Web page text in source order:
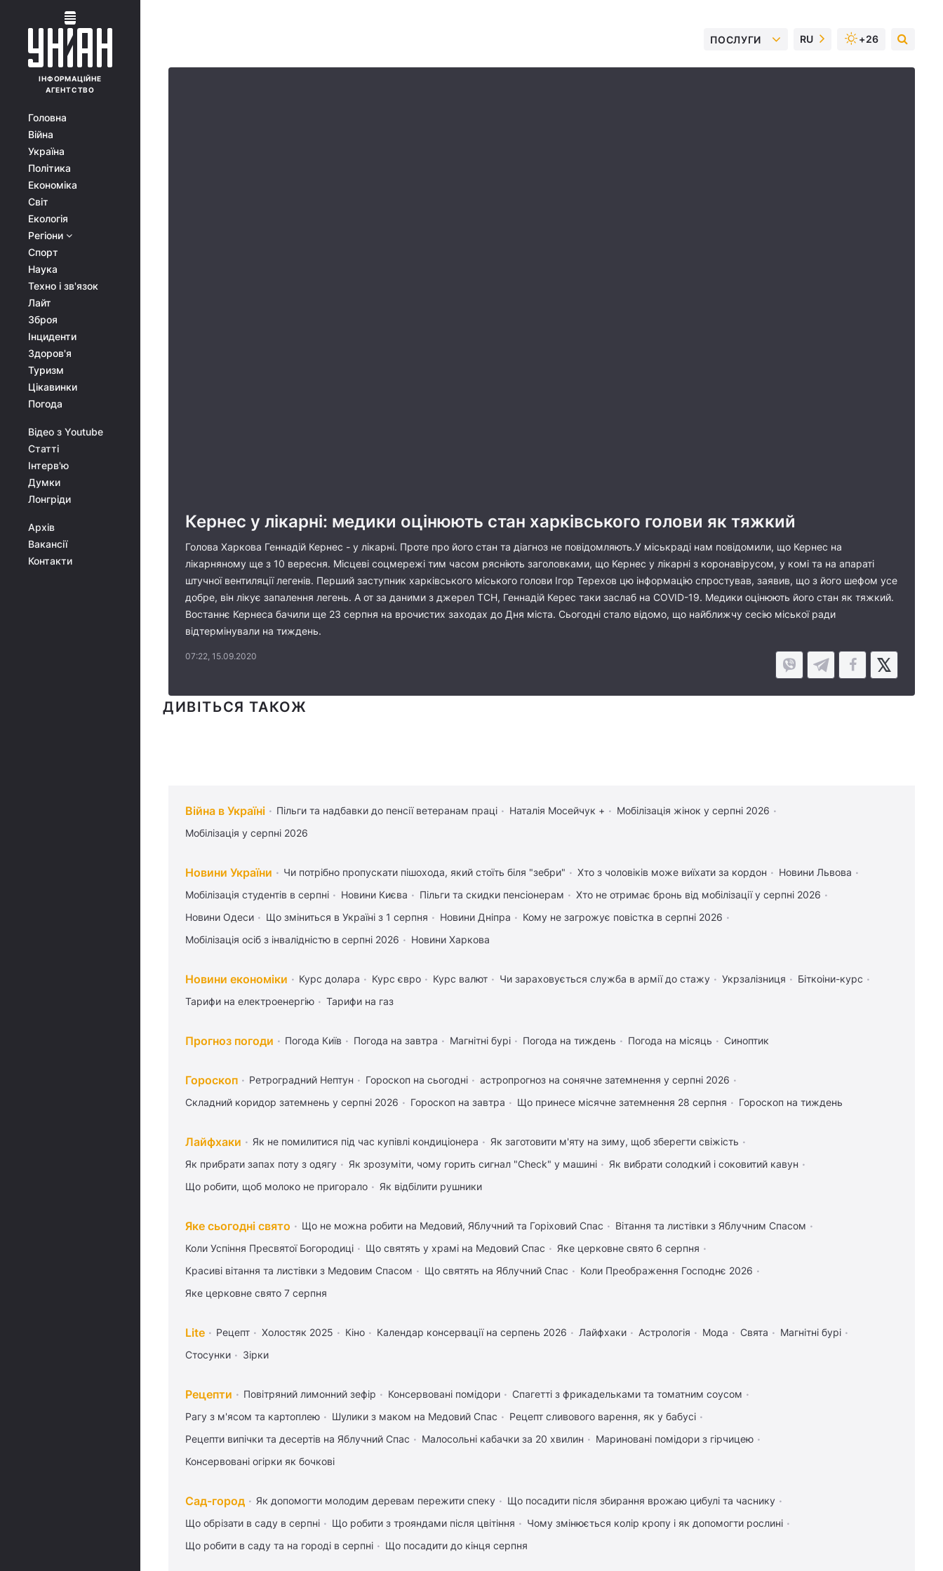
ІНФОРМАЦІЙНЕ
АГЕНТСТВО
Головна
Війна
Україна
Політика
Економіка
Світ
Екологія
Регіони
Спорт
Наука
Техно і зв'язок
Лайт
Зброя
Інциденти
Здоров'я
Туризм
Цікавинки
Погода
Відео з Youtube
Статті
Інтерв'ю
Думки
Лонгріди
Архів
Вакансії
Контакти
ПОСЛУГИ RU +26
Кернес у лікарні: медики оцінюють стан харківського голови як тяжкий
Голова Харкова Геннадій Кернес - у лікарні. Проте про його стан та діагноз не повідомляють.У міськраді нам повідомили, що Кернес на
лікарняному ще з 10 вересня. Місцеві соцмережі тим часом рясніють заголовками, що Кернес у лікарні з коронавірусом, у комі та на апараті
штучної вентиляції легенів. Перший заступник харківського міського голови Ігор Терехов цю інформацію спростував, заявив, що з його шефом усе
добре, він лікує запалення легень. А от за даними з джерел ТСН, Геннадій Керес таки заслаб на COVID-19. Медики оцінюють його стан як тяжкий.
Востаннє Кернеса бачили ще 23 серпня на врочистих заходах до Дня міста. Сьогодні стало відомо, що найближчу сесію міської ради
відтермінували на тиждень.
07:22, 15.09.2020
ДИВІТЬСЯ ТАКОЖ
Війна в Україні Пільги та надбавки до пенсії ветеранам праці Наталія Мосейчук +
Мобілізація жінок у серпні 2026
Мобілізація у серпні 2026
Новини України Чи потрібно пропускати пішохода, який стоїть біля "зебри" Хто з чоловіків може виїхати за кордон
Новини Львова
Мобілізація студентів в серпні
Новини Києва Пільги та скидки пенсіонерам
Хто не отримає бронь від мобілізації у серпні 2026
Новини Одеси
Що зміниться в Україні з 1 серпня Новини Дніпра
Кому не загрожує повістка в серпні 2026
Мобілізація осіб з інвалідністю в серпні 2026
Новини Харкова
Новини економіки Курс долара Курс євро Курс валют Чи зараховується служба в армії до стажу Укрзалізниця
Біткоіни-курс
Тарифи на електроенергію
Тарифи на газ
Прогноз погоди Погода Київ Погода на завтра Магнітні бурі Погода на тиждень Погода на місяць Синоптик
Гороскоп Ретроградний Нептун Гороскоп на сьогодні
астропрогноз на сонячне затемнення у серпні 2026
Складний коридор затемнень у серпні 2026
Гороскоп на завтра Що принесе місячне затемнення 28 серпня Гороскоп на тиждень
Лайфхаки Як не помилитися під час купівлі кондиціонера
Як заготовити м'яту на зиму, щоб зберегти свіжість
Як прибрати запах поту з одягу
Як зрозуміти, чому горить сигнал "Check" у машині
Як вибрати солодкий і соковитий кавун
Що робити, щоб молоко не пригорало
Як відбілити рушники
Яке сьогодні свято Що не можна робити на Медовий, Яблучний та Горіховий Спас
Вітання та листівки з Яблучним Спасом
Коли Успіння Пресвятої Богородиці
Що святять у храмі на Медовий Спас
Яке церковне свято 6 серпня
Красиві вітання та листівки з Медовим Спасом
Що святять на Яблучний Спас
Коли Преображення Господнє 2026
Яке церковне свято 7 серпня
Lite Рецепт Холостяк 2025 Кіно Календар консервації на серпень 2026 Лайфхаки Астрологія Мода Свята
Магнітні бурі
Стосунки
Зірки
Рецепти Повітряний лимонний зефір Консервовані помідори
Спагетті з фрикадельками та томатним соусом
Рагу з м'ясом та картоплею
Шулики з маком на Медовий Спас
Рецепт сливового варення, як у бабусі
Рецепти випічки та десертів на Яблучний Спас
Малосольні кабачки за 20 хвилин
Мариновані помідори з гірчицею
Консервовані огірки як бочкові
Сад-город Як допомогти молодим деревам пережити спеку
Що посадити після збирання врожаю цибулі та часнику
Що обрізати в саду в серпні
Що робити з трояндами після цвітіння
Чому змінюється колір кропу і як допомогти рослині
Що робити в саду та на городі в серпні
Що посадити до кінця серпня